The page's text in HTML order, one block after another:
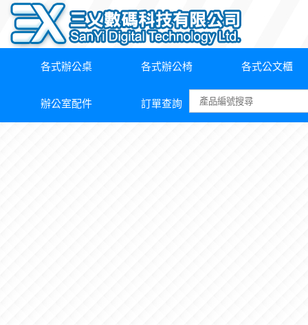
各式辦公桌 各式辦公椅 各式公文櫃
辦公室配件 訂單查詢